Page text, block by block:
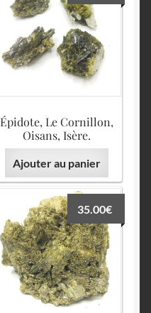
Épidote, Le Cornillon,
Oisans, Isère.
Ajouter au panier
35.00€